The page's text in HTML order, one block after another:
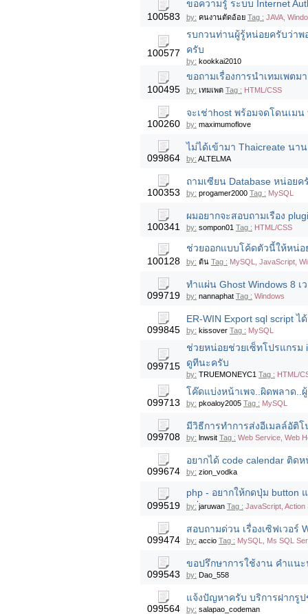
100583
ขอความรู้ ระบบ Internet
by: คนงานตัดอ้อย Tag : JAVA,
100577
รบกวนท่านผู้รู้หน่อยครับว่าพ
ครับ
by: kookkai2010
100495
ขอถามเรื่องการนำเทมเพต
by: เทมเพต Tag : HTML/CSS
100260
จะเช่าhost พร้อมจดโดนเม
by: maximumoflove
099864
ไม่ได้เข้ามา Thaicreate นา
by: ALTELMA
100353
ถามเซียน Database หน่อยค
by: progamer2000 Tag : MySQL
100341
ผมอยากจะสอบถามเรือง
by: sompon01 Tag : HTML/CSS
100128
ช่วยออกแบบโค้ดตัวนี้ให้หน่
by: ต้น Tag : MySQL, JavaScript,
099719
ทำแผ่น Ghost Windows 8
by: nannaphat Tag : Windows
099845
ER-WIN Export sql script
by: kissover Tag : MySQL
099715
ช่วยหน่อยช่วยเซ็ทโปรแกรม
ดูทีนะครับ
by: TRUEMONEYC1 Tag : HTML/
099713
โค๊ดแบ่งหน้าเพจ..ผิดพลาด..
by: pkoaloy2005 Tag : MySQL
099708
มีวิธีการทำการส่งอีเมลล์อัติ
by: lnwsit Tag : Web Service, Web
099674
อยากได้ code calendar ติด
by: zion_vodka
099519
php - อยากให้กดปุ่ม button
by: ่jaruwan Tag : JavaScript, Action
099474
สอบถามด่วน เรื่องเซิฟเวอร์
by: accio Tag : MySQL, Ms SQL
099543
ขอปรึกษาการใช้งาน คำแน
by: Dao_558
099564
แจ้งปัญหาครับ บริการฝากรูป
by: salapao_codeman